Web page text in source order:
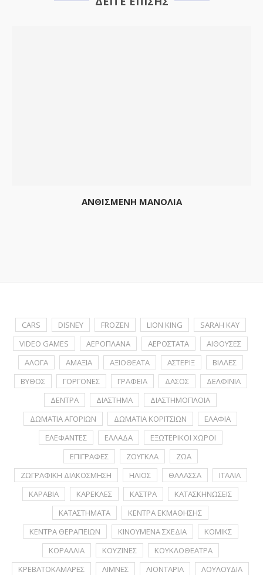
ΑΝΘΙΣΜΕΝΗ ΜΑΝΟΛΙΑ
CARS DISNEY FROZEN LION KING
SARAH KAY
VIDEO GAMES
ΑΕΡΟΠΛΑΝΑ ΑΕΡΟΣΤΑΤΑ
ΑΙΘΟΥΣΕΣ
ΑΛΟΓΑ
ΑΜΑΞΙΑ ΑΞΙΟΘΕΑΤΑ ΑΣΤΕΡΙΞ
ΒΙΛΛΕΣ
ΒΥΘΟΣ
ΓΟΡΓΟΝΕΣ ΓΡΑΦΕΙΑ ΔΑΣΟΣ
ΔΕΛΦΙΝΙΑ
ΔΕΝΤΡΑ
ΔΙΑΣΤΗΜΑ
ΔΙΑΣΤΗΜΟΠΛΟΙΑ
ΔΩΜΑΤΙΑ ΑΓΟΡΙΩΝ
ΔΩΜΑΤΙΑ ΚΟΡΙΤΣΙΩΝ
ΕΛΑΦΙΑ
ΕΛΕΦΑΝΤΕΣ
ΕΛΛΑΔΑ
ΕΞΩΤΕΡΙΚΟΙ ΧΩΡΟΙ
ΕΠΙΓΡΑΦΕΣ
ΖΟΥΓΚΛΑ
ΖΩΑ
ΖΩΓΡΑΦΙΚΗ ΔΙΑΚΟΣΜΗΣΗ
ΗΛΙΟΣ ΘΑΛΑΣΣΑ
ΙΤΑΛΙΑ
ΚΑΡΑΒΙΑ
ΚΑΡΕΚΛΕΣ ΚΑΣΤΡΑ
ΚΑΤΑΣΚΗΝΩΣΕΙΣ
ΚΑΤΑΣΤΗΜΑΤΑ
ΚΕΝΤΡΑ ΕΚΜΑΘΗΣΗΣ
ΚΕΝΤΡΑ ΘΕΡΑΠΕΙΩΝ
ΚΙΝΟΥΜΕΝΑ ΣΧΕΔΙΑ
ΚΟΜΙΚΣ
ΚΟΡΑΛΛΙΑ
ΚΟΥΖΙΝΕΣ
ΚΟΥΚΛΟΘΕΑΤΡΑ
ΚΡΕΒΑΤΟΚΑΜΑΡΕΣ
ΛΙΜΝΕΣ ΛΙΟΝΤΑΡΙΑ
ΛΟΥΛΟΥΔΙΑ